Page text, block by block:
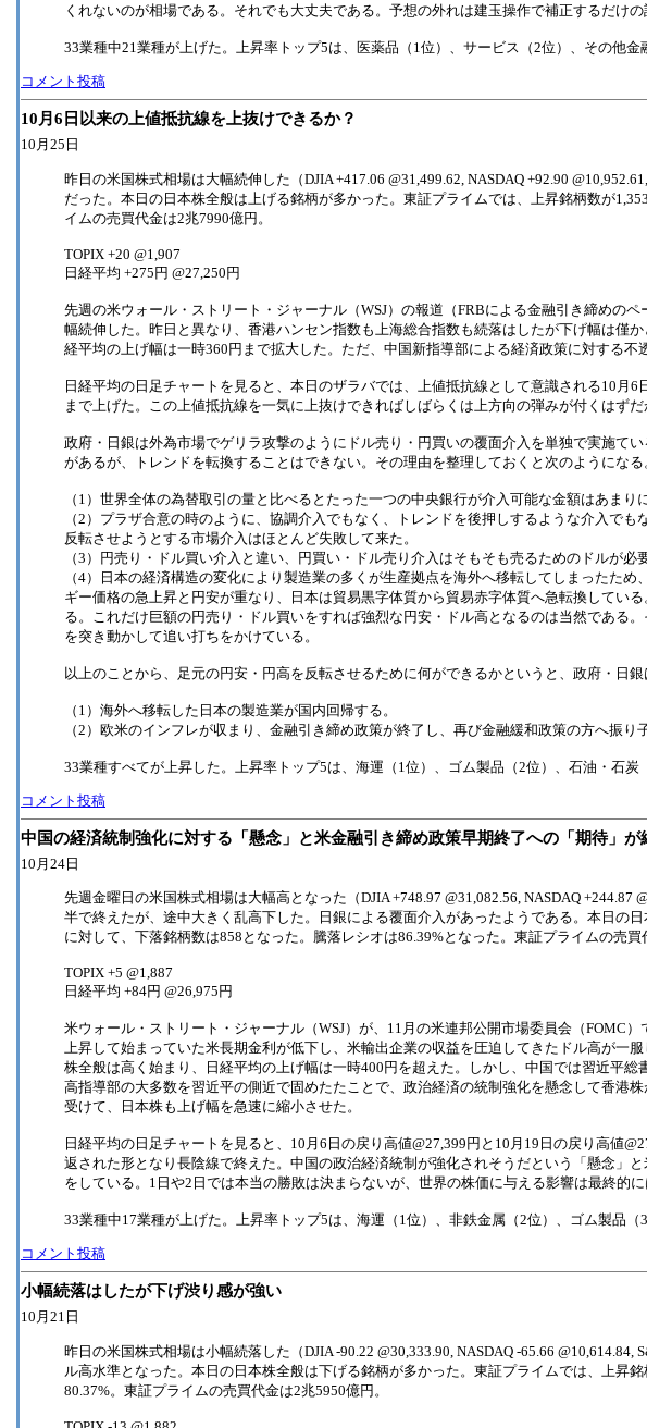
くれないのが相場である。それでも大丈夫である。予想の外れは建玉操作で補正するだけの
33業種中21業種が上げた。上昇率トップ5は、医薬品（1位）、サービス（2位）、その他
コメント投稿
10月6日以来の上値抵抗線を上抜けできるか？
10月25日
昨日の米国株式相場は大幅続伸した（DJIA +417.06 @31,499.62, NASDAQ +92.90
だった。本日の日本株全般は上げる銘柄が多かった。東証プライムでは、上昇銘柄数が
イムの売買代金は2兆7990億円。
TOPIX +20 @1,907
日経平均 +275円 @27,250円
先週の米ウォール・ストリート・ジャーナル（WSJ）の報道（FRBによる金融引き締めの
幅続伸した。昨日と異なり、香港ハンセン指数も上海総合指数も続落はしたが下げ幅は僅
経平均の上げ幅は一時360円まで拡大した。ただ、中国新指導部による経済政策に対する不
日経平均の日足チャートを見ると、本日のザラバでは、上値抵抗線として意識される10月
まで上げた。この上値抵抗線を一気に上抜けできればしばらくは上方向の弾みが付くはずだ
政府・日銀は外為市場でゲリラ攻撃のようにドル売り・円買いの覆面介入を単独で実施て
があるが、トレンドを転換することはできない。その理由を整理しておくと次のようになる
（1）世界全体の為替取引の量と比べるとたった一つの中央銀行が介入可能な金額はあまり
（2）プラザ合意の時のように、協調介入でもなく、トレンドを後押しするような介入で
反転させようとする市場介入はほとんど失敗して来た。
（3）円売り・ドル買い介入と違い、円買い・ドル売り介入はそもそも売るためのドルが
（4）日本の経済構造の変化により製造業の多くが生産拠点を海外へ移転してしまったた
ギー価格の急上昇と円安が重なり、日本は貿易黒字体質から貿易赤字体質へ急転換してい
る。これだけ巨額の円売り・ドル買いをすれば強烈な円安・ドル高となるのは当然である
を突き動かして追い打ちをかけている。
以上のことから、足元の円安・円高を反転させるために何ができるかというと、政府・日
（1）海外へ移転した日本の製造業が国内回帰する。
（2）欧米のインフレが収まり、金融引き締め政策が終了し、再び金融緩和政策の方へ振り
33業種すべてが上昇した。上昇率トップ5は、海運（1位）、ゴム製品（2位）、石油・石炭
コメント投稿
中国の経済統制強化に対する「懸念」と米金融引き締め政策早期終了への「期待」が
10月24日
先週金曜日の米国株式相場は大幅高となった（DJIA +748.97 @31,082.56, NASDAQ +244.87
半で終えたが、途中大きく乱高下した。日銀による覆面介入があったようである。本日の
に対して、下落銘柄数は858となった。騰落レシオは86.39%となった。東証プライムの売買
TOPIX +5 @1,887
日経平均 +84円 @26,975円
米ウォール・ストリート・ジャーナル（WSJ）が、11月の米連邦公開市場委員会（FOMC
上昇して始まっていた米長期金利が低下し、米輸出企業の収益を圧迫してきたドル高が一
株全般は高く始まり、日経平均の上げ幅は一時400円を超えた。しかし、中国では習近平
高指導部の大多数を習近平の側近で固めたたことで、政治経済の統制強化を懸念して香港
受けて、日本株も上げ幅を急速に縮小させた。
日経平均の日足チャートを見ると、10月6日の戻り高値@27,399円と10月19日の戻り高値
返された形となり長陰線で終えた。中国の政治経済統制が強化されそうだという「懸念」
をしている。1日や2日では本当の勝敗は決まらないが、世界の株価に与える影響は最終的
33業種中17業種が上げた。上昇率トップ5は、海運（1位）、非鉄金属（2位）、ゴム製品（
コメント投稿
小幅続落はしたが下げ渋り感が強い
10月21日
昨日の米国株式相場は小幅続落した（DJIA -90.22 @30,333.90, NASDAQ -65.66
ル高水準となった。本日の日本株全般は下げる銘柄が多かった。東証プライムでは、上昇
80.37%。東証プライムの売買代金は2兆5950億円。